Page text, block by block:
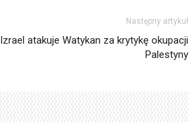
Następny artykuł
Izrael atakuje Watykan za krytykę okupacji
Palestyny